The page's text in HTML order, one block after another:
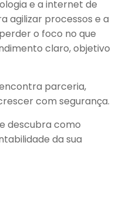
e a internet de
agilizar processos e a
o foco no que
claro, objetivo
parceria,
com segurança.
descubra como
da sua